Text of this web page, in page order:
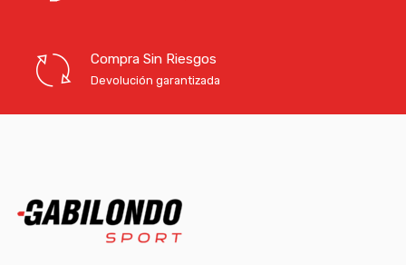
Compra Sin Riesgos
Devolución garantizada